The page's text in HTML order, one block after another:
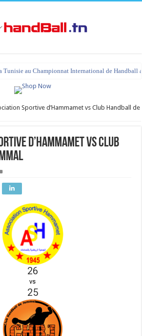
Tunisie au Championnat International de Handball
Sportive d’Hammamet vs Club Handball de
d’Hammamet vs Club
26
vs
25